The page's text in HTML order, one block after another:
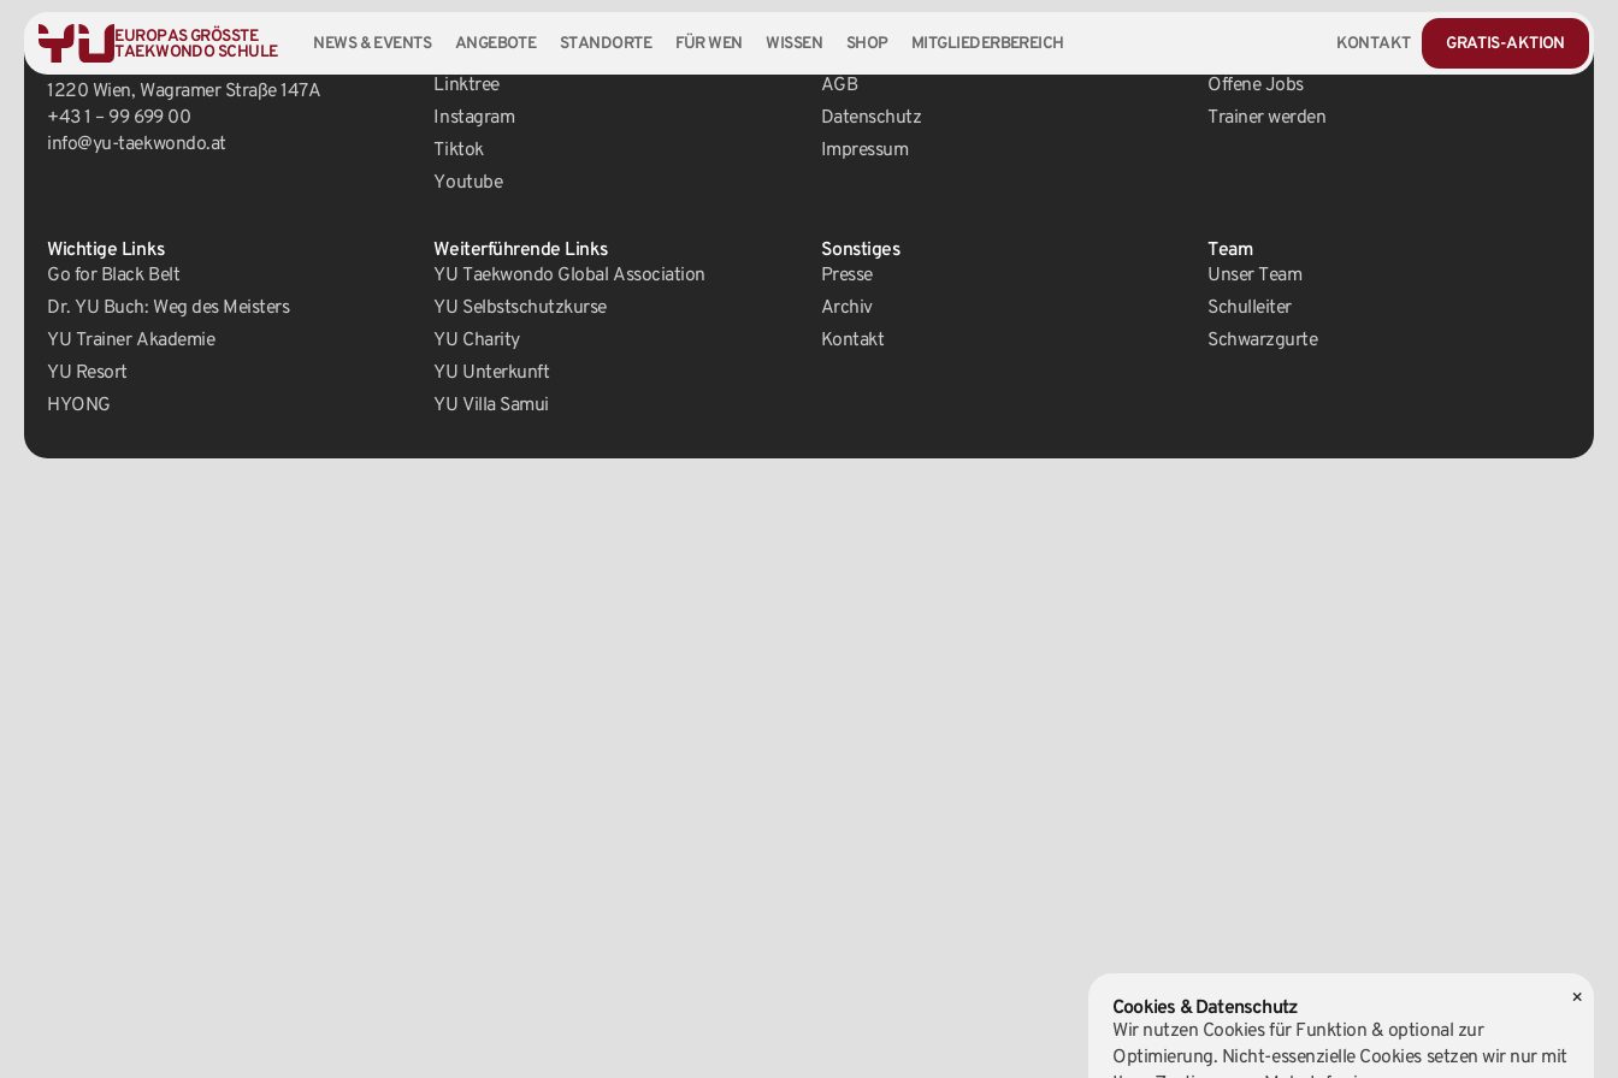
EUROPAS GRÖSSTE
TAEKWONDO SCHULE
NEWS & EVENTS ANGEBOTE STANDORTE FÜR WEN WISSEN SHOP MITGLIEDERBEREICH KONTAKT GRATIS-AKTION
Zentrale
1220 Wien, Wagramer Straße 147A
+43 1 – 99 699 00
info@yu-taekwondo.at
Linktree
Instagram
Tiktok
Youtube
AGB
Datenschutz
Impressum
Offene Jobs
Trainer werden
Wichtige Links
Go for Black Belt
Dr. YU Buch: Weg des Meisters
YU Trainer Akademie
YU Resort
HYONG
Weiterführende Links
YU Taekwondo Global Association
YU Selbstschutzkurse
YU Charity
YU Unterkunft
YU Villa Samui
Sonstiges
Presse
Archiv
Kontakt
Team
Unser Team
Schulleiter
Schwarzgurte
×
Cookies & Datenschutz
Wir nutzen Cookies für Funktion & optional zur
Optimierung. Nicht-essenzielle Cookies setzen wir nur mit